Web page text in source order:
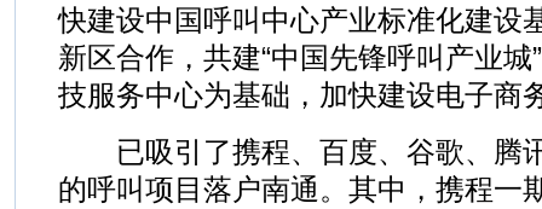
快建设中国呼叫中心产业标准化建设
新区合作，共建“中国先锋呼叫产业
技服务中心为基础，加快建设电子商
已吸引了携程、百度、谷歌、腾
的呼叫项目落户南通。其中，携程一